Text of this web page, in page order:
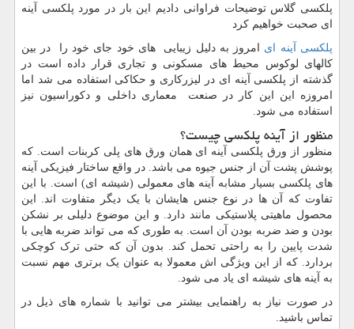
پلکسی گلاس توضیحات فراوانی دادیم این بار در مورد پلکسی آینه
ای صحبت خواهیم کرد
پلکسی آینه ای امروز به دلیل زیبایی های خود جای خود را در بین
کالهای لوکوس محیط های مسکونی و تجاری قرار داده است در
گذشته از پلکسی آینه ای در لیزرکاری و حکاکی استفاده می شد اما
امروزه این این کار در صنعت معماری داخلی و دکوراسیون نیز
استفاده می شود.
منظور از آینه پلکسی چیست؟
منظور از ورق پلکسی آینه ای همان ورق های پلی کربنات است. که
پوشش پشت آن از جنس جیوه می باشد. در واقع ساختار فیزیکی آینه
های پلکسی بسیار مشابه آینه های معمولی (شیشه ای) است. با این
تفاوت که آن ها در نوع جنس هایشان با یک دیگر متفاوت اند. این
محصول ماهیتی پلاستیکی مانند دارد. و این موضوع دلیلی بر نشکن
بودن و ضد ضربه بودن آن است. به طوری که می تواند ضربه هایی با
شدت پایین را به راحتی تحمل کند. بدون آن که حتی ترک کوچکی
بردارد. که از این ویژگی اش معمولا به عنوان یک برتری مهم نسبت
به آینه های شیشه ای یاد می شود.
در صورت نیاز به راهنمایی بیشتر می توانید با شماره های ذیل در
تماس باشید.